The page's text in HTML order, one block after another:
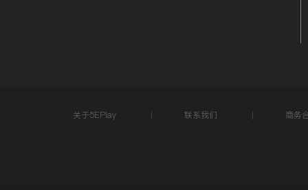
关于5EPlay 联系我们 商务